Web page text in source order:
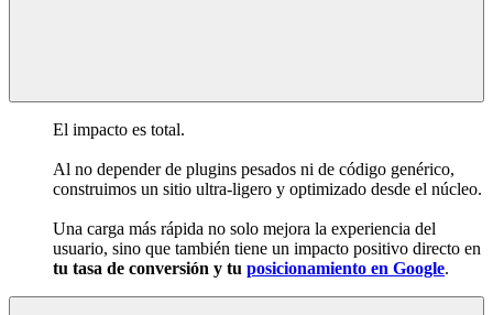
El impacto es total.
Al no depender de plugins pesados ni de código genérico,
construimos un sitio ultra-ligero y optimizado desde el núcleo.
Una carga más rápida no solo mejora la experiencia del
usuario, sino que también tiene un impacto positivo directo en
tu tasa de conversión y tu posicionamiento en Google.